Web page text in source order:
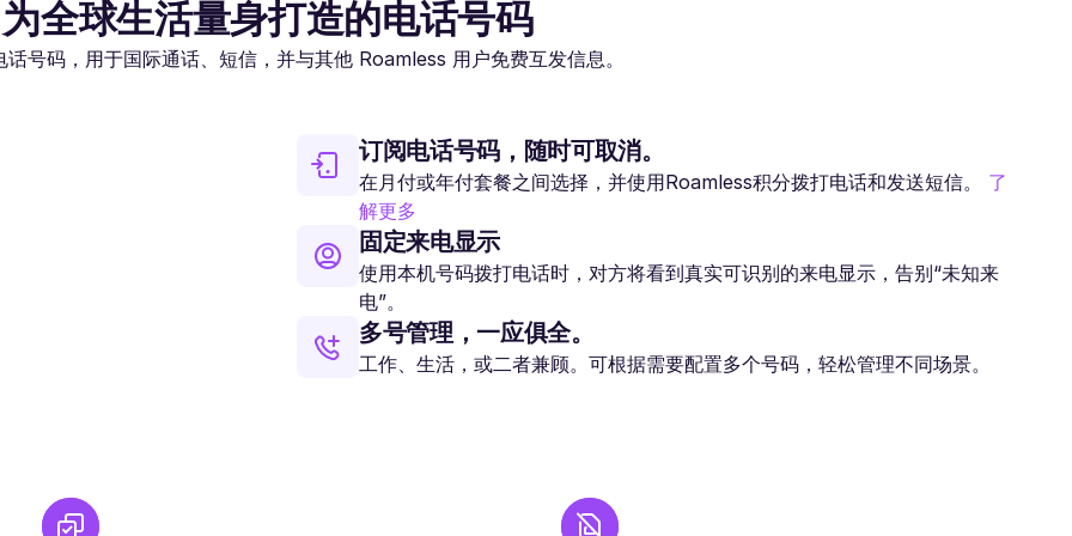
为全球生活量身打造的电话号码
话号码，用于国际通话、短信，并与其他 Roamless 用户免费互发信息。
订阅电话号码，随时可取消。
在月付或年付套餐之间选择，并使用Roamless积分拨打电话和发送短信。
了
解更多
固定来电显示
使用本机号码拨打电话时，对方将看到真实可识别的来电显示，告别“未知来
电”。
多号管理，一应俱全。
工作、生活，或二者兼顾。可根据需要配置多个号码，轻松管理不同场景。